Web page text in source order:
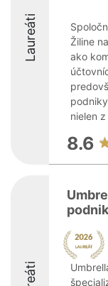
Laureáti
Žiline
ako
nielen
8.6